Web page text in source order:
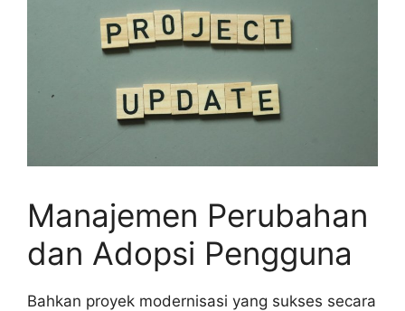
Manajemen Perubahan
dan Adopsi Pengguna
Bahkan proyek modernisasi yang sukses secara